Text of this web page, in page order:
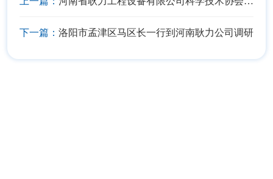
下一篇： 洛阳市孟津区马区长一行到河南耿力公司调研